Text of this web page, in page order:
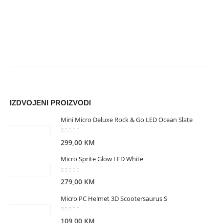
IZDVOJENI PROIZVODI
Mini Micro Deluxe Rock & Go LED Ocean Slate
299,00 KM
Micro Sprite Glow LED White
279,00 KM
Micro PC Helmet 3D Scootersaurus S
0 out of 5